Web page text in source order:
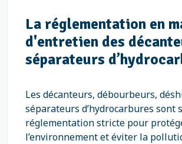
La réglementation en
d'entretien des
séparateurs
Les décanteurs, débourbeurs,
séparateurs d’hydrocarbures sont
réglementation stricte pour
l’environnement et éviter la